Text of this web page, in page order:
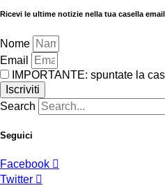
Ricevi le ultime notizie nella tua casella email
Nome
Email
IMPORTANTE: spuntate la
Iscriviti
Search
Seguici
Facebook
Twitter